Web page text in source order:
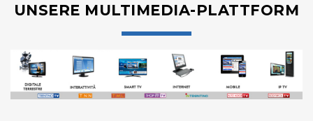
UNSERE MULTIMEDIA-PLATTFORM